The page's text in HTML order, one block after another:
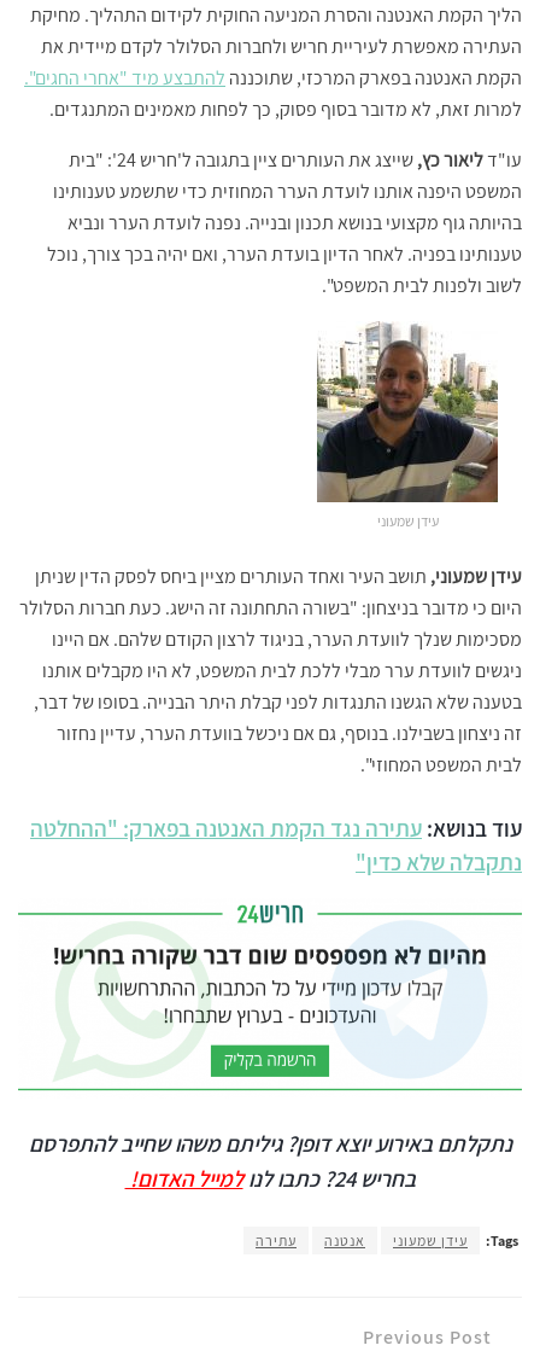
הליך הקמת האנטנה והסרת המניעה החוקית לקידום התהליך. מחיקת
העתירה מאפשרת לעיריית חריש ולחברות הסלולר לקדם מיידית את
הקמת האנטנה בפארק המרכזי, שתוכננה להתבצע מיד "אחרי החגים".
למרות זאת, לא מדובר בסוף פסוק, כך לפחות מאמינים המתנגדים.
עו"דליאור כץ,
שייצג את העותרים ציין בתגובה ל'חריש 24': "בית
המשפט היפנה אותנו לועדת הערר המחוזית כדי שתשמע טענותינו
בהיותה גוף מקצועי בנושא תכנון ובנייה. נפנה לועדת הערר ונביא
טענותינו בפניה. לאחר הדיון בועדת הערר, ואם יהיה בכך צורך, נוכל
לשוב ולפנות לבית המשפט".
עידן שמעוני
עידן שמעוני, תושב העיר ואחד העותרים מציין ביחס לפסק הדין שניתן
היום כי מדובר בניצחון: "בשורה התחתונה זה הישג. כעת חברות הסלולר
מסכימות שנלך לוועדת הערר, בניגוד לרצון הקודם שלהם. אם היינו
ניגשים לוועדת ערר מבלי ללכת לבית המשפט, לא היו מקבלים אותנו
בטענה שלא הגשנו התנגדות לפני קבלת היתר הבנייה. בסופו של דבר,
זה ניצחון בשבילנו. בנוסף, גם אם ניכשל בוועדת הערר, עדיין נחזור
לבית המשפט המחוזי".
עוד בנושא:עתירה נגד הקמת האנטנה בפארק: "ההחלטה
נתקבלה שלא כדין"
נתקלתם באירוע יוצא דופן? גיליתם משהו שחייב להתפרסם
בחריש 24?
כתבו לנולמייל האדום!
Tags: עידן שמעוני אנטנה עתירה
Previous Post